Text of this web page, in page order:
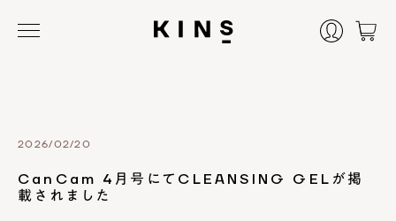
2026/02/20
CanCam 4月号にてCLEANSING GELが掲
載されました